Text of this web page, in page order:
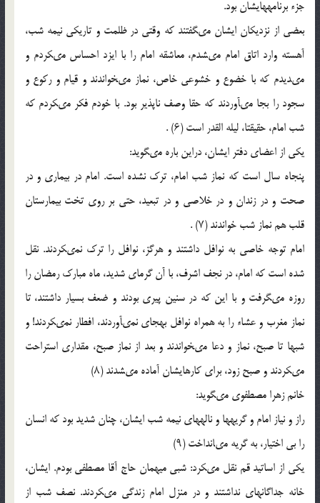
جزء برنامه‏هایشان بود.
بعضى از نزدیکان ایشان مى‏گفتند که وقتى در ظلمت و تاریکى نیمه‏ شب،
آهسته وارد اتاق امام مى‏شدم، معاشقه امام را با ایزد احساس مى‏کردم و
مى‏دیدم که با خضوع و خشوعى خاص، نماز مى‏خواندند و قیام و رکوع و
سجود را بجا مى‏آوردند که حقا وصف ناپذیر بود. با خودم فکر مى‏کردم که
شب امام، حقیقتا، لیله القدر است (۶) .
یکى از اعضاى دفتر ایشان، دراین باره مى‏گوید:
پنجاه سال است که نماز شب امام، ترک نشده است. امام در بیمارى و در
صحت و در زندان و در خلاصى و در تبعید، حتى بر روى تخت ‏بیمارستان
قلب هم نماز شب خواندند (۷) .
امام توجه خاصى به نوافل داشتند و هرگز، نوافل را ترک نمى‏کردند. نقل
شده است که امام، در نجف اشرف، با آن گرماى شدید، ماه مبارک رمضان را
روزه مى‏گرفت و با این که در سنین پیرى بودند و ضعف بسیار داشتند، تا
نماز مغرب و عشاء را به همراه نوافل به‏جاى نمى‏آوردند، افطار نمى‏کردند! و
شب‏ها تا صبح، نماز و دعا مى‏خواندند و بعد از نماز صبح، مقدارى استراحت
مى‏کردند و صبح زود، براى کارهایشان آماده مى‏شدند (۸)
خانم زهرا مصطفوى مى‏گوید:
راز و نیاز امام و گریه‏ها و ناله‏هاى نیمه شب ایشان، چنان شدید بود که انسان
را بى اختیار، به گریه مى‏انداخت (۹)
یکى از اساتید قم نقل مى‏کرد: شبى میهمان حاج آقا مصطفى بودم. ایشان،
خانه‏ جداگانه‏اى نداشتند و در منزل امام زندگى مى‏کردند. نصف شب از